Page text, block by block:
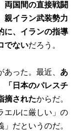
両国間の直接戦闘
親イラン武装勢力
に、イランの指導
でないだろう。
った。最近、 あ
「日本のパレスチ
摘されたからだ。
エルに厳しい」の
だというのだ。